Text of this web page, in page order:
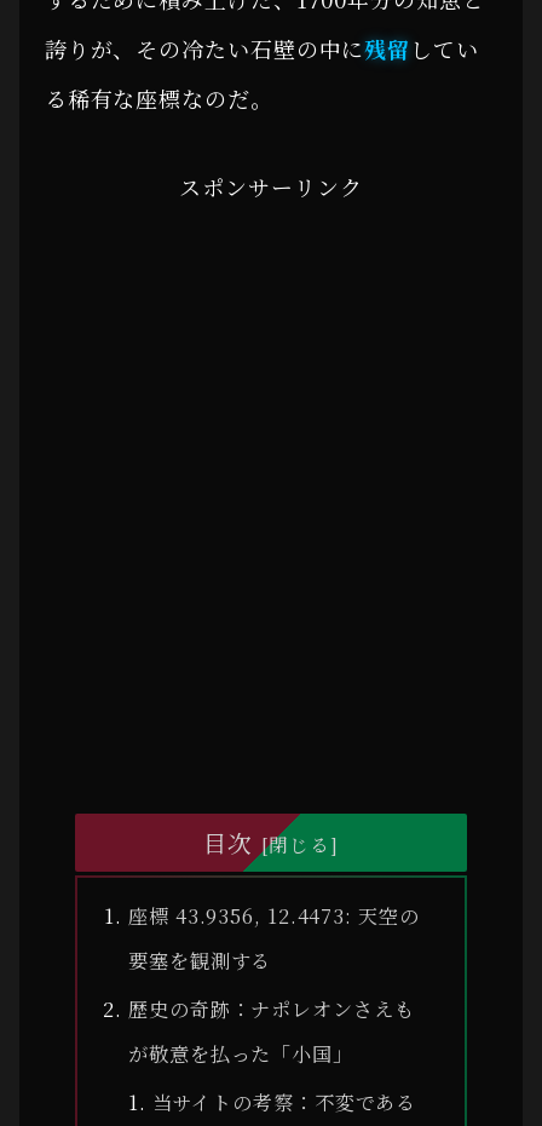
誇りが、その冷たい石壁の中に残留 してい
る稀有な座標なのだ。
スポンサーリンク
目次
座標 43.9356, 12.4473: 天空の
要塞を観測する
歴史の奇跡：ナポレオンさえも
が敬意を払った「小国」
当サイトの考察：不変である